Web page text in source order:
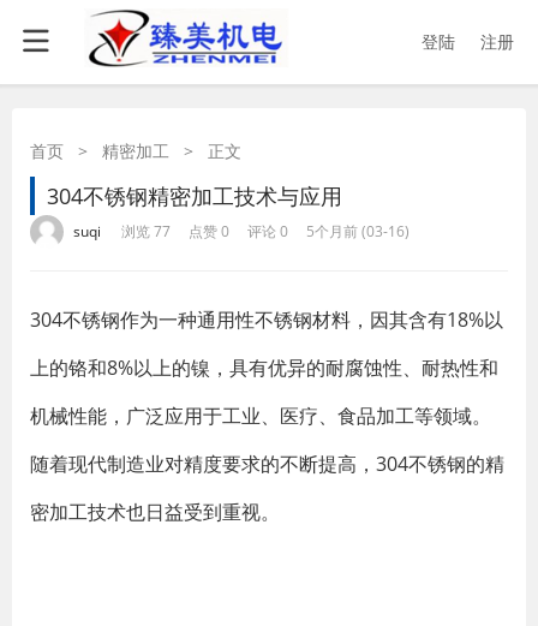
登陆 注册
首页 > 精密加工 > 正文
304不锈钢精密加工技术与应用
suqi 浏览 77 点赞 0 评论 0 5个月前 (03-16)
304不锈钢作为一种通用性不锈钢材料，因其含有18%以
上的铬和8%以上的镍，具有优异的耐腐蚀性、耐热性和
机械性能，广泛应用于工业、医疗、食品加工等领域。
随着现代制造业对精度要求的不断提高，304不锈钢的精
密加工技术也日益受到重视。